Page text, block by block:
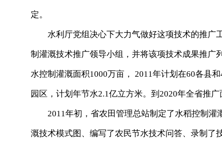
定。
水利厅党组决心下大力气做好这项技术的推广
制灌溉技术推广领导小组，并将该项技术成果推广
水控制灌溉面积1000万亩， 2011年计划在60各县
园区，计划年节水2.1亿立方米。到2020年全省推
2011年初，省农田管理总站制定了水稻控制灌
溉技术模式图、编写了农民节水技术问答、录制